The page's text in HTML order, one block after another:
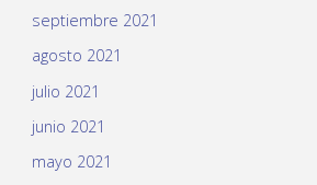
septiembre 2021
agosto 2021
julio 2021
junio 2021
mayo 2021